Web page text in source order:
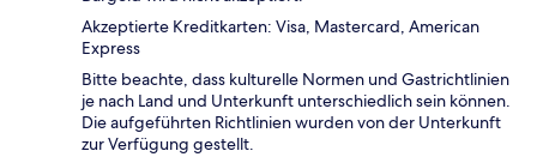
Akzeptierte Kreditkarten: Visa, Mastercard, American
Express
Bitte beachte, dass kulturelle Normen und Gastrichtlinien
je nach Land und Unterkunft unterschiedlich sein können.
Die aufgeführten Richtlinien wurden von der Unterkunft
zur Verfügung gestellt.